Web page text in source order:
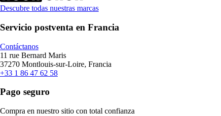
Descubre todas nuestras marcas
Servicio postventa en Francia
Contáctanos
11 rue Bernard Maris
37270 Montlouis-sur-Loire, Francia
+33 1 86 47 62 58
Pago seguro
Compra en nuestro sitio con total confianza